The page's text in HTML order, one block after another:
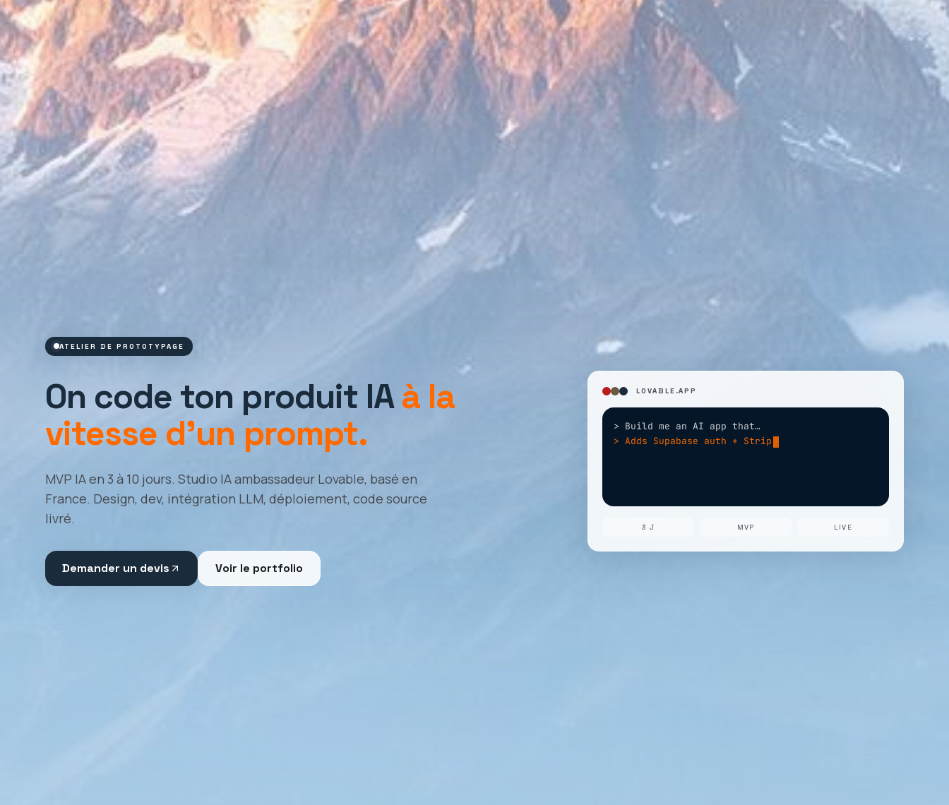
ATELIER DE PROTOTYPAGE
On code ton produit IA à la
vitesse d'un prompt.
MVP IA en 3 à 10 jours. Studio IA ambassadeur Lovable, basé en
France. Design, dev, intégration LLM, déploiement, code source
livré.
Demander un devis Voir le portfolio
LOVABLE.APP
> Build me an AI app that…
> Adds Supabase auth + Stripe
3 J MVP LIVE